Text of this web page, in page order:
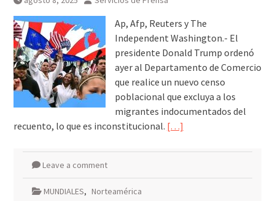
galardonados?
Ap, Afp, Reuters y The
Independent Washington.- El
presidente Donald Trump ordenó
ayer al Departamento de Comercio
que realice un nuevo censo
poblacional que excluya a los
migrantes indocumentados del
recuento, lo que es inconstitucional. […]
Leave a comment
MUNDIALES, Norteamérica